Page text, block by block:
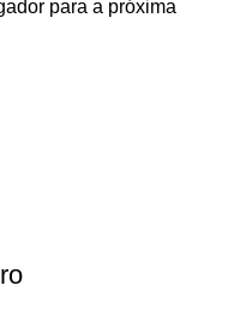
para a próxima